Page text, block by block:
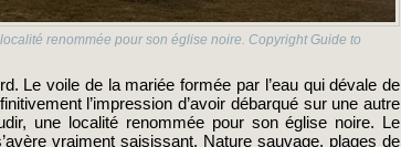
renommée pour son église noire. Copyright Guide to
Le voile de la mariée formée par l’eau qui dévale de
l’impression d’avoir débarqué sur une autre
une localité renommée pour son église noire. Le
vraiment saisissant. Nature sauvage, plages de